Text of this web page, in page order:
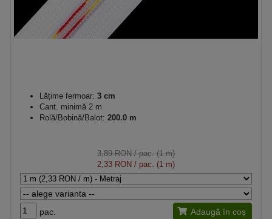
Lățime fermoar: 3 cm
Cant. minimă 2 m
Rolă/Bobină/Balot: 200.0 m
3,89 RON/ pac. (1 m)
2,33 RON / pac. (1 m)
pac. Adaugă în coș